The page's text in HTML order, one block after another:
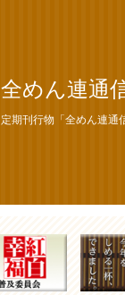
全めん連通
定期刊行物「全めん連通